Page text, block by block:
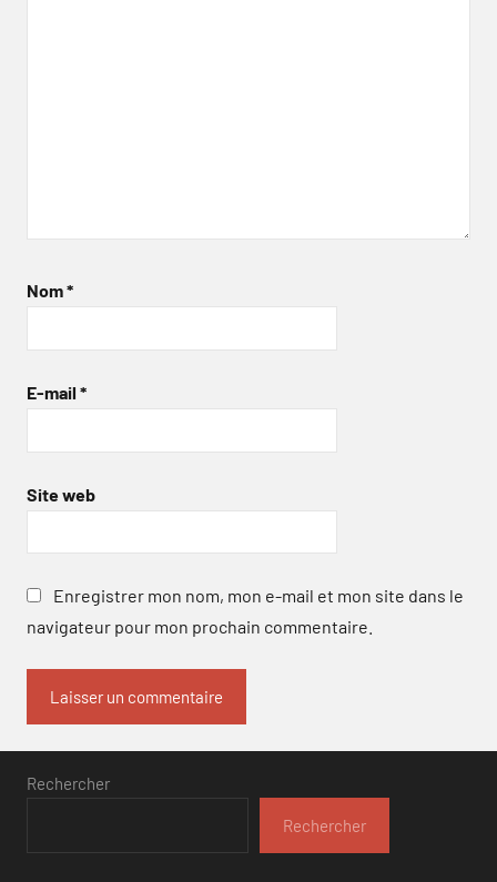
Nom*
E-mail *
Site web
Enregistrer mon nom, mon e-mail et mon site dans le
navigateur pour mon prochain commentaire.
Rechercher
Rechercher